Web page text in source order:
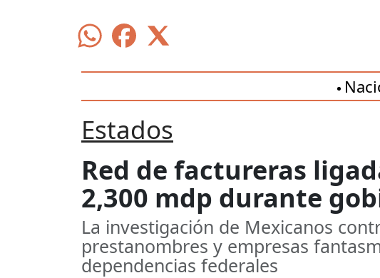
Estados
Red de factureras
2,300 mdp durante
La investigación de Mexicanos
prestanombres y empresas
dependencias federales